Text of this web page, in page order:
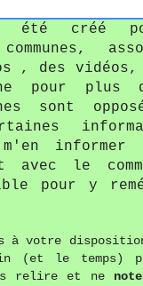
été créé
, des vidéos,
pour plus
sont
avec le
pour y
à votre
(et le temps)
relire et ne